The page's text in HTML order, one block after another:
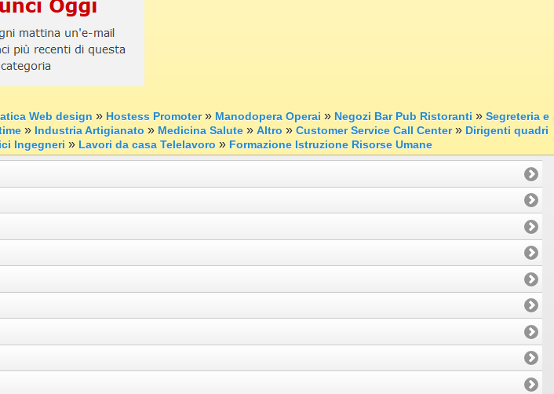
Web design » Hostess Promoter» Manodopera Operai » Negozi Bar Pub Ristoranti » Segreteria e
» Industria Artigianato » Medicina Salute» Altro » Customer Service Call Center» Dirigenti quadri
Ingegneri » Lavori da casa Telelavoro » Formazione Istruzione Risorse Umane